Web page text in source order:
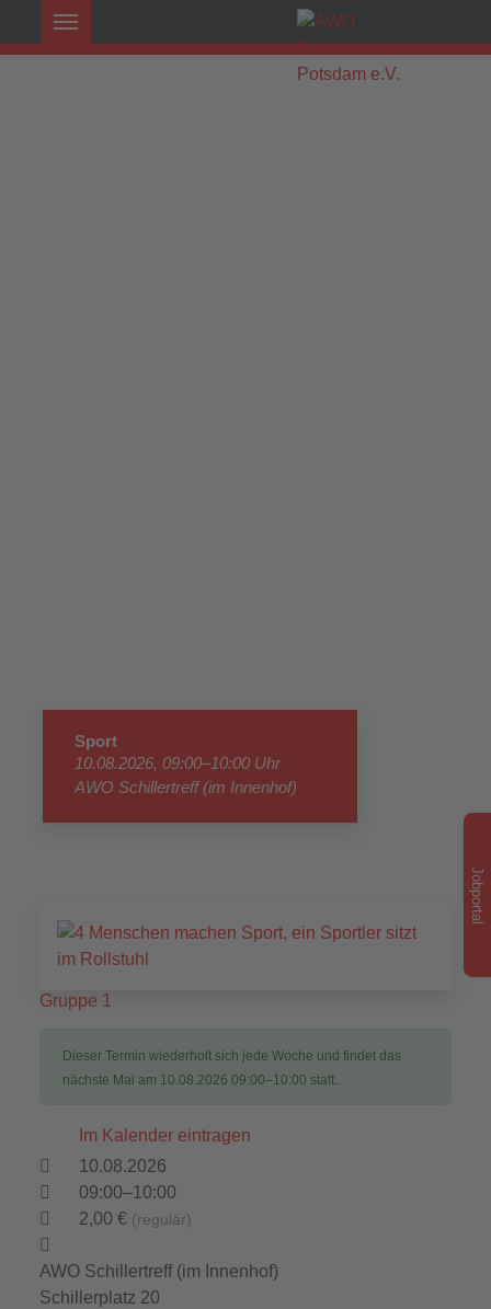
Sport
10.08.2026, 09:00–10:00 Uhr
AWO Schillertreff (im Innenhof)
Gruppe 1
Dieser Termin wiederholt sich jede Woche und findet das
nächste Mal am 10.08.2026 09:00–10:00 statt..
Im Kalender eintragen
10.08.2026
09:00–10:00
2,00 € (regulär)
AWO Schillertreff (im Innenhof)
Schillerplatz 20
Jobportal